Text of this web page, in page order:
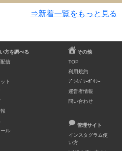
⇒新着一覧をもっと見る
方を調べる
信
ト
ル
その他
TOP
利用規約
ﾌﾟﾗｲﾊﾞｼｰﾎﾟﾘｼｰ
運営者情報
問い合わせ
管理サイト
インスタグラム使
い方